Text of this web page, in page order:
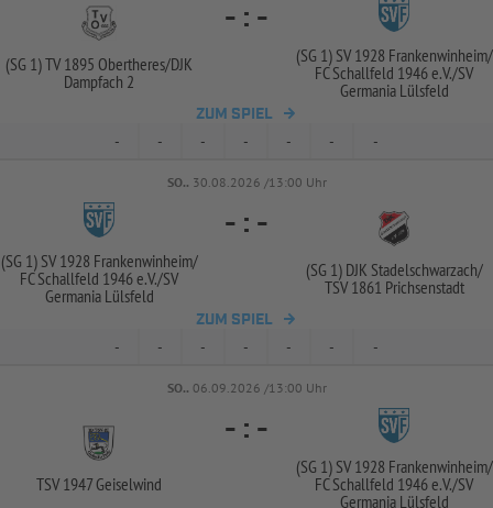
(SG 1) TV 1895 Obertheres/DJK
Dampfach 2
- : -
(SG 1) SV 1928 Frankenwinheim/
FC Schallfeld 1946 e.V./SV
Germania Lülsfeld
ZUM SPIEL
- - - - - - -
SO.. 30.08.2026 /13:00 Uhr
(SG 1) SV 1928 Frankenwinheim/
FC Schallfeld 1946 e.V./SV
Germania Lülsfeld
- : -
(SG 1) DJK Stadelschwarzach/
TSV 1861 Prichsenstadt
ZUM SPIEL
- - - - - - -
SO.. 06.09.2026 /13:00 Uhr
TSV 1947 Geiselwind
- : -
(SG 1) SV 1928 Frankenwinheim/
FC Schallfeld 1946 e.V./SV
Germania Lülsfeld